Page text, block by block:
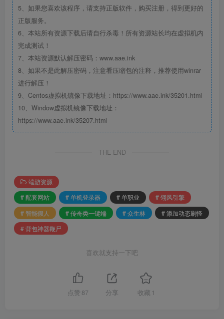
5、如果您喜欢该程序，请支持正版软件，购买注册，得到更好的
正版服务。
6、本站所有资源下载后请自行杀毒！所有资源站长均在虚拟机内
完成测试！
7、本站资源默认解压密码：www.aae.ink
8、如果不是此解压密码，注意看压缩包的注释，推荐使用winrar
进行解压！
9、Centos虚拟机镜像下载地址：https://www.aae.ink/35201.html
10、Window虚拟机镜像下载地址：
https://www.aae.ink/35207.html
THE END
端游资源
# 配套网站
# 单机登录器 # 单职业
# 翎风引擎
# 智能假人
# 传奇类一键端 # 众生林
# 添加动态刷怪
# 背包神器鞭尸
喜欢就支持一下吧
点赞 87 分享 收藏 1